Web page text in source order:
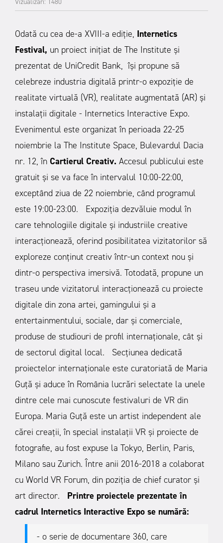
Odată cu cea de-a XVIII-a ediție, Internetics
Festival, un proiect inițiat de The Institute și
prezentat de UniCredit Bank, își propune să
celebreze industria digitală printr-o expoziție de
realitate virtuală (VR), realitate augmentată (AR) și
instalații digitale - Internetics Interactive Expo.
Evenimentul este organizat în perioada 22-25
noiembrie la The Institute Space, Bulevardul Dacia
nr. 12, în Cartierul Creativ. Accesul publicului este
gratuit și se va face în intervalul 10:00-22:00,
exceptând ziua de 22 noiembrie, când programul
este 19:00-23:00.
Expoziția dezvăluie modul în
care tehnologiile digitale și industriile creative
interacționează, oferind posibilitatea vizitatorilor să
exploreze conținut creativ într-un context nou și
dintr-o perspectiva imersivă. Totodată, propune un
traseu unde vizitatorul interacționează cu proiecte
digitale din zona artei, gamingului și a
entertainmentului, sociale, dar și comerciale,
produse de studiouri de profil internaționale, cât și
de sectorul digital local.
Secțiunea dedicată
proiectelor internaționale este curatoriată de Maria
Guță și aduce în România lucrări selectate la unele
dintre cele mai cunoscute festivaluri de VR din
Europa. Maria Guță este un artist independent ale
cărei creații, în special instalații VR și proiecte de
fotografie, au fost expuse la Tokyo, Berlin, Paris,
Milano sau Zurich. Între anii 2016-2018 a colaborat
cu World VR Forum, din poziția de chief curator și
art director.
Printre proiectele prezentate în
cadrul Internetics Interactive Expo se numără:
- o serie de documentare 360, care